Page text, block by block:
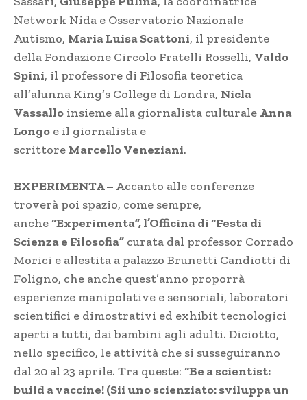
Network Nida e Osservatorio Nazionale
Autismo, Maria Luisa Scattoni, il presidente
della Fondazione Circolo Fratelli Rosselli, Valdo
Spini, il professore di Filosofia teoretica
all’alunna King’s College di Londra, Nicla
Vassallo insieme alla giornalista culturale Anna
Longo e il giornalista e
scrittore Marcello Veneziani.
EXPERIMENTA – Accanto alle conferenze
troverà poi spazio, come sempre,
anche“Experimenta”, l’Officina di “Festa di
Scienza e Filosofia” curata dal professor Corrado
Morici e allestita a palazzo Brunetti Candiotti di
Foligno, che anche quest’anno proporrà
esperienze manipolative e sensoriali, laboratori
scientifici e dimostrativi ed exhibit tecnologici
aperti a tutti, dai bambini agli adulti. Diciotto,
nello specifico, le attività che si susseguiranno
dal 20 al 23 aprile. Tra queste: “Be a scientist:
build a vaccine! (Sii uno scienziato: sviluppa un